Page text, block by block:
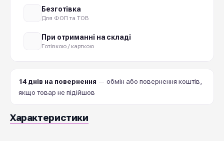
Безготівка
Для ФОП та ТОВ
При отриманні на складі
Готівкою / карткою
14 днів на повернення — обмін або повернення коштів,
якщо товар не підійшов
Характеристики